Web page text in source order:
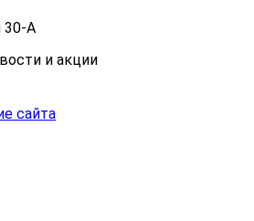
30-А
и акции
сайта